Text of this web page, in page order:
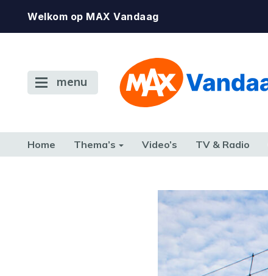
Welkom op MAX Vandaag
menu
Home Thema’s Video’s TV & Radio